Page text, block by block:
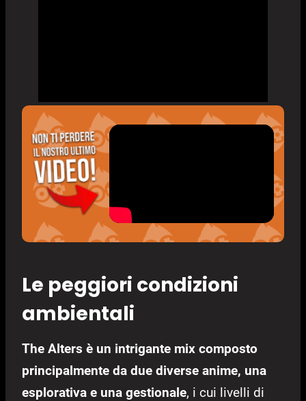
Le peggiori condizioni
ambientali
The Alters è un intrigante mix composto
principalmente da due diverse anime, una
esplorativa e una gestionale, i cui livelli di